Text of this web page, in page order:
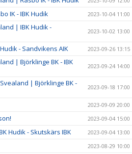
IK - IBK Hudik 2023-10-04 11:00
| IBK Hudik -
2023-10-02 13:00
- Sandvikens AIK 2023-09-26 13:15
| Björklinge BK - IBK
2023-09-24 14:00
| Björklinge BK -
2023-09-18 17:00
2023-09-09 20:00
2023-09-04 15:00
Hudik - Skutskärs IBK 2023-09-04 13:00
2023-08-29 10:00